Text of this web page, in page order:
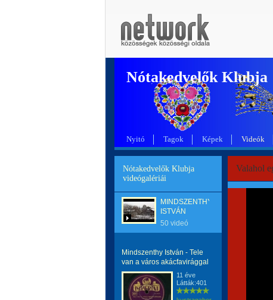
Nótakedvelők Klubja
Nyitó Tagok Képek Videók
Nótakedvelők Klubja
videógalériái
MINDSZENTHY
ISTVÁN
50 videó
Mindszenthy István - Tele
van a város akácfavirággal
11 éve
Látták:401
Valahol